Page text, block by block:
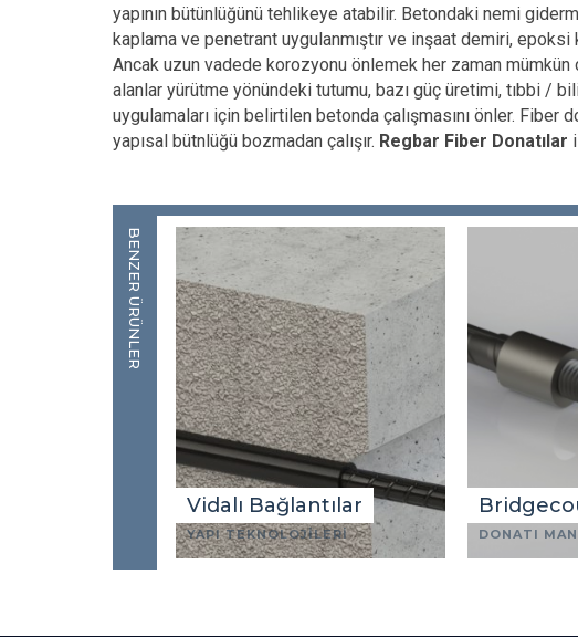
yapının bütünlüğünü tehlikeye atabilir. Betondaki nemi
kaplama ve penetrant uygulanmıştır ve inşaat demiri,
Ancak uzun vadede korozyonu önlemek her zaman
alanlar yürütme yönündeki tutumu, bazı güç üretimi, tıbbi /
uygulamaları için belirtilen betonda çalışmasını önler.
yapısal bütnlüğü bozmadan çalışır. Regbar Fiber Donatılar
BENZER ÜRÜNLER
Vidalı Bağlantılar
YAPI TEKNOLOJİLERİ DONATI